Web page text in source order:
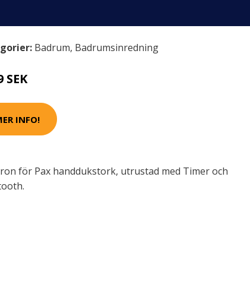
Badrum, Badrumsinredning
SEK
INFO!
för Pax handdukstork, utrustad med Timer och